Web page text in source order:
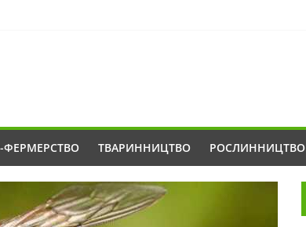
ФЕРМЕРСТВО ТВАРИННИЦТВО РОСЛИННИЦТВО